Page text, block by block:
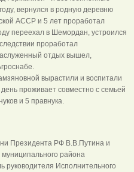
вернулся в родную деревню
АССР и 5 лет проработал
переехал в Шемордан, устроился
проработал
отдых вышел,
вырастили и воспитали
проживает совместно с семьей
и 5 правнука.
Президента РФ В.В.Путина и
района
руководителя Исполнительного